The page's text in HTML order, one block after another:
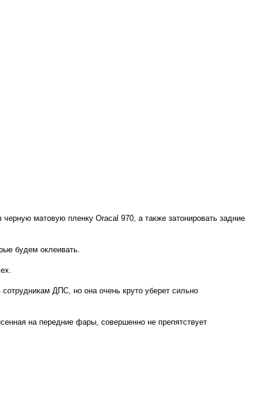
матовую пленку Oracal 970, а также затонировать задние
будем оклеивать.
ДПС, но она очень круто уберет сильно
на передние фары, совершенно не препятствует